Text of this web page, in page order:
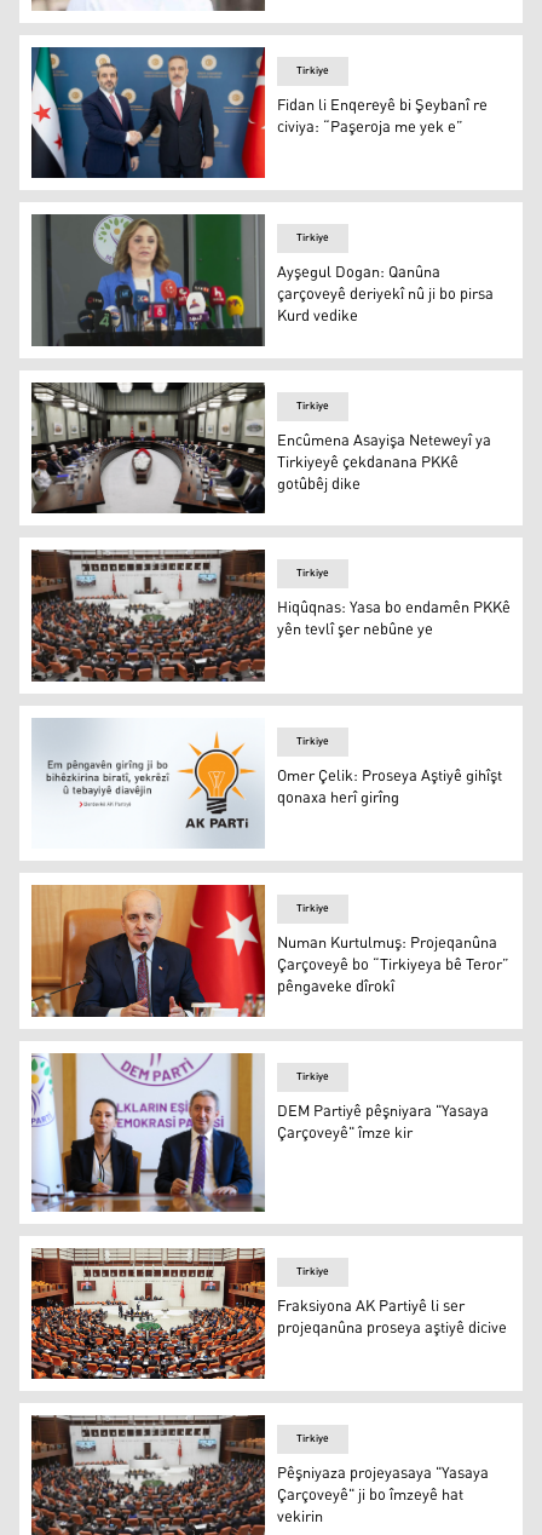
Selahedîn Demîrtaş
Fidan li Enqereyê bi Şeybanî re civiya: “Paşeroja me yek
Tirkiye
Fidan li Enqereyê bi Şeybanî re
civiya: “Paşeroja me yek e”
Ayşegul Dogan: Qanûna çarçoveyê deriyekî nû ji bo
Tirkiye
Ayşegul Dogan: Qanûna
çarçoveyê deriyekî nû ji bo pirsa
Kurd vedike
Encûmena Asayişa Neteweyî ya Tirkiyeyê çekdanana
Tirkiye
Encûmena Asayişa Neteweyî ya
Tirkiyeyê çekdanana PKKê
gotûbêj dike
Hiqûqnas: Yasa bo endamên PKKê yên tevlî şer nebûne
Tirkiye
Hiqûqnas: Yasa bo endamên PKKê
yên tevlî şer nebûne ye
Omer Çelik
Tirkiye
Omer Çelik: Proseya Aştiyê gihîşt
qonaxa herî girîng
Numan Kurtulmuş
Tirkiye
Numan Kurtulmuş: Projeqanûna
Çarçoveyê bo “Tirkiyeya bê Teror”
pêngaveke dîrokî
DEM Partiyê pêşniyara "Yasaya Çarçoveyê" îmze kir
Tirkiye
DEM Partiyê pêşniyara "Yasaya
Çarçoveyê" îmze kir
Fraksiyona AK Partiyê li ser projeqanûna proseya aştiyê
Tirkiye
Fraksiyona AK Partiyê li ser
projeqanûna proseya aştiyê dicive
Tirkiye
Pêşniyaza projeyasaya "Yasaya
Çarçoveyê" ji bo îmzeyê hat
vekirin